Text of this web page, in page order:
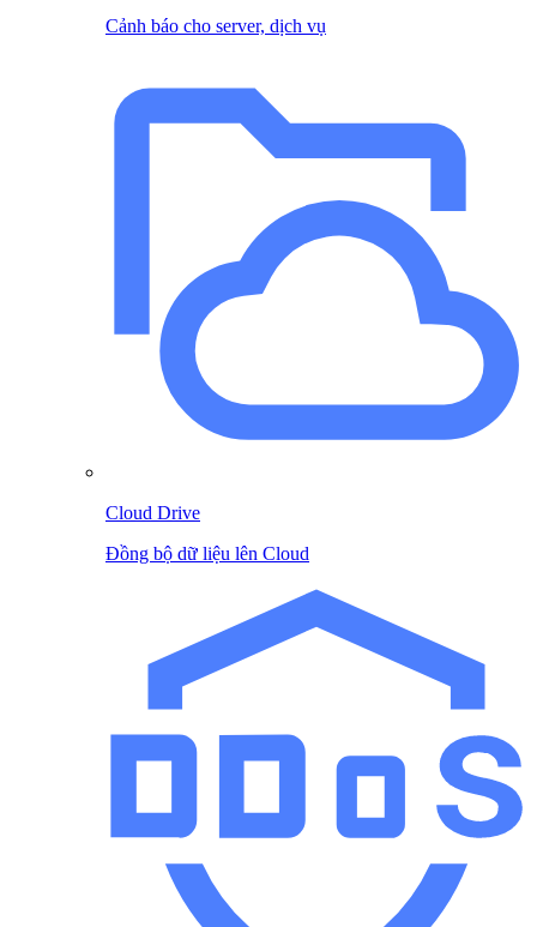
Cảnh báo cho server, dịch vụ
Cloud Drive
Đồng bộ dữ liệu lên Cloud